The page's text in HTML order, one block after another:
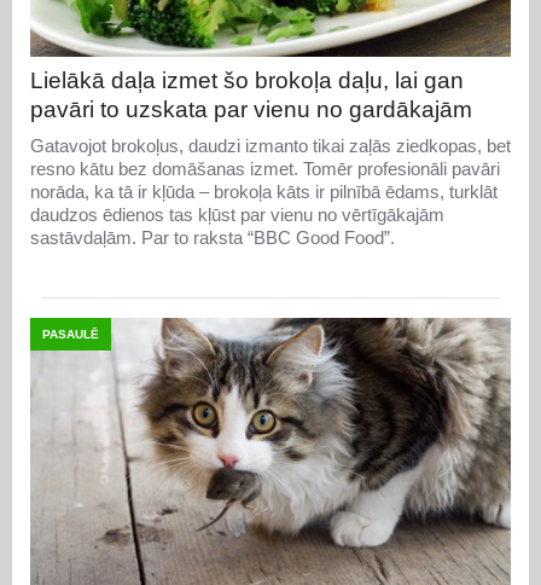
Lielākā daļa izmet šo brokoļa daļu, lai gan
pavāri to uzskata par vienu no gardākajām
Gatavojot brokoļus, daudzi izmanto tikai zaļās ziedkopas, bet
resno kātu bez domāšanas izmet. Tomēr profesionāli pavāri
norāda, ka tā ir kļūda – brokoļa kāts ir pilnībā ēdams, turklāt
daudzos ēdienos tas kļūst par vienu no vērtīgākajām
sastāvdaļām. Par to raksta “BBC Good Food”.
PASAULĒ